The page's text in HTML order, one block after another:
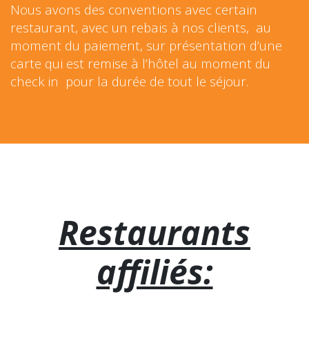
Nous avons des conventions avec certain
restaurant, avec un rebais à nos clients, au
moment du paiement, sur présentation d’une
carte qui est remise à l’hôtel au moment du
check in pour la durée de tout le séjour.
Restaurants
affiliés: